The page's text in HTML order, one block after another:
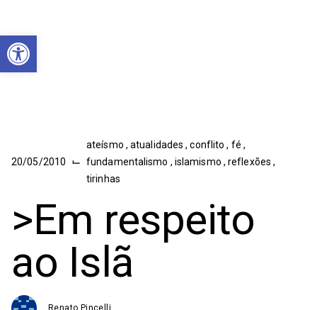
Abrir a barra de ferramentas
20/05/2010 ⌙
ateísmo ,atualidades,conflito, fé ,
fundamentalismo , islamismo ,reflexões,
tirinhas
>Em respeito
ao Islã
Renato Pincelli